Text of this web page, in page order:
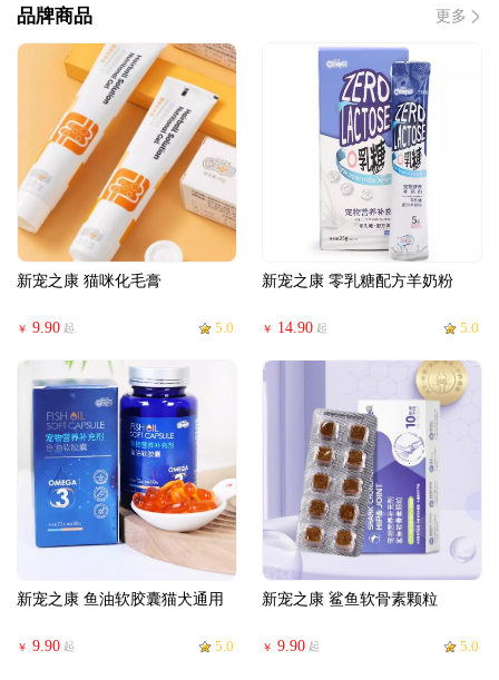
品牌商品 更多
新宠之康 猫咪化毛膏
￥ 9.90 起 5.0
新宠之康 零乳糖配方羊奶粉
￥ 14.90 起 5.0
新宠之康 鱼油软胶囊猫犬通用
￥ 9.90 起 5.0
新宠之康 鲨鱼软骨素颗粒
￥ 9.90 起 5.0